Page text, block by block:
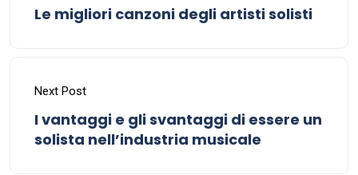
Le migliori canzoni degli artisti solisti
Next Post
I vantaggi e gli svantaggi di essere un
solista nell’industria musicale